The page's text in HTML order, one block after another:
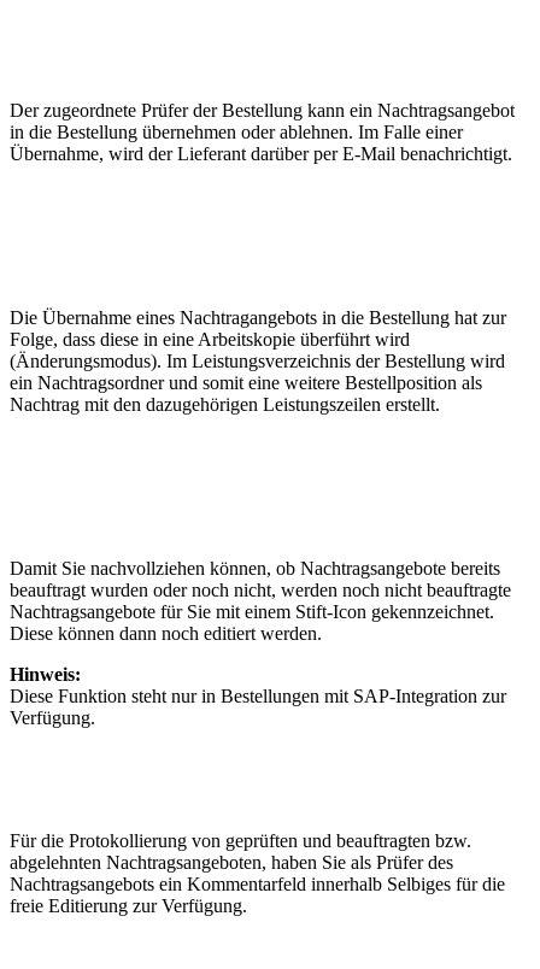
Der zugeordnete Prüfer der Bestellung kann ein Nachtragsangebot
in die Bestellung übernehmen oder ablehnen. Im Falle einer
Übernahme, wird der Lieferant darüber per E-Mail benachrichtigt.
Die Übernahme eines Nachtragangebots in die Bestellung hat zur
Folge, dass diese in eine Arbeitskopie überführt wird
(Änderungsmodus). Im Leistungsverzeichnis der Bestellung wird
ein Nachtragsordner und somit eine weitere Bestellposition als
Nachtrag mit den dazugehörigen Leistungszeilen erstellt.
Damit Sie nachvollziehen können, ob Nachtragsangebote bereits
beauftragt wurden oder noch nicht, werden noch nicht beauftragte
Nachtragsangebote für Sie mit einem Stift-Icon gekennzeichnet.
Diese können dann noch editiert werden.
Hinweis:
Diese Funktion steht nur in Bestellungen mit SAP-Integration zur
Verfügung.
Für die Protokollierung von geprüften und beauftragten bzw.
abgelehnten Nachtragsangeboten, haben Sie als Prüfer des
Nachtragsangebots ein Kommentarfeld innerhalb Selbiges für die
freie Editierung zur Verfügung.